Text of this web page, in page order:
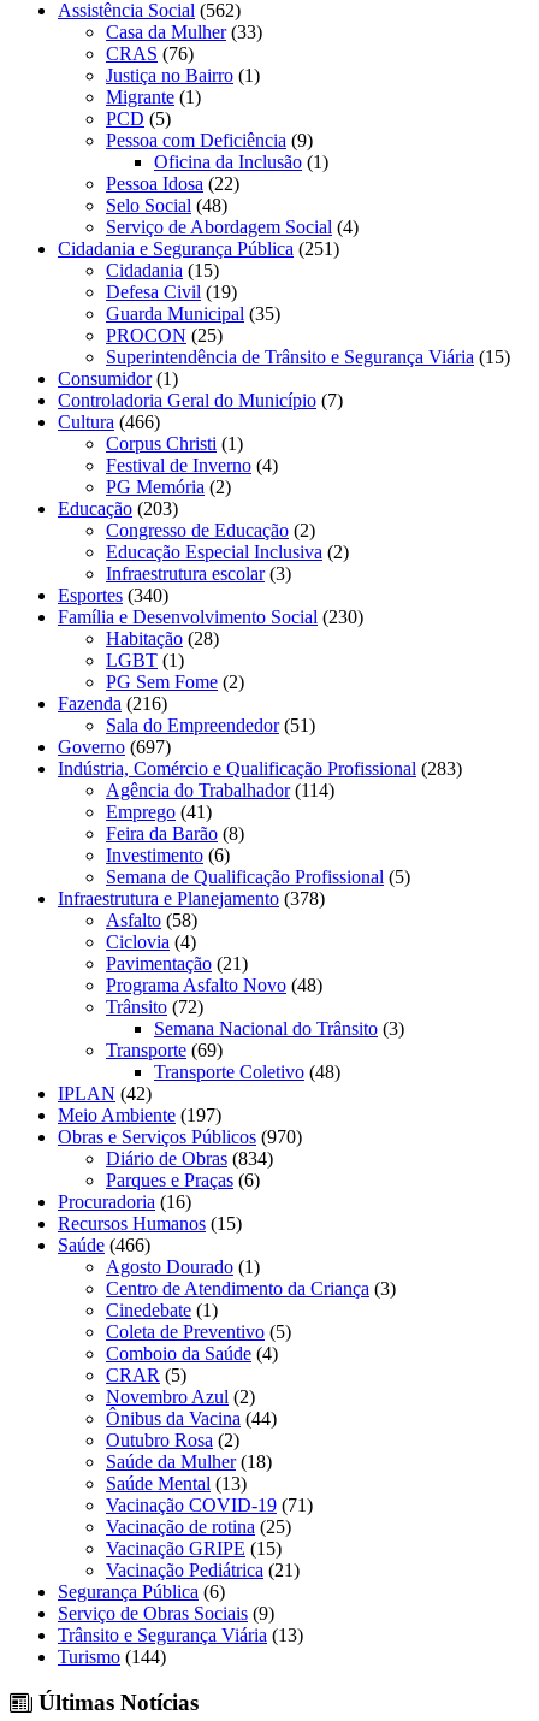
Assistência Social (562)
Casa da Mulher(33)
CRAS (76)
Justiça no Bairro (1)
Migrante (1)
PCD (5)
Pessoa com Deficiência (9)
Oficina da Inclusão (1)
Pessoa Idosa (22)
Selo Social (48)
Serviço de Abordagem Social (4)
Cidadania e Segurança Pública (251)
Cidadania (15)
Defesa Civil (19)
Guarda Municipal (35)
PROCON (25)
Superintendência de Trânsito e Segurança Viária (15)
Consumidor(1)
Controladoria Geral do Município (7)
Cultura (466)
Corpus Christi (1)
Festival de Inverno (4)
PG Memória (2)
Educação (203)
Congresso de Educação (2)
Educação Especial Inclusiva (2)
Infraestrutura escolar(3)
Esportes (340)
Família e Desenvolvimento Social (230)
Habitação (28)
LGBT (1)
PG Sem Fome (2)
Fazenda (216)
Sala do Empreendedor(51)
Governo (697)
Indústria, Comércio e Qualificação Profissional (283)
Agência do Trabalhador(114)
Emprego (41)
Feira da Barão (8)
Investimento (6)
Semana de Qualificação Profissional (5)
Infraestrutura e Planejamento (378)
Asfalto (58)
Ciclovia (4)
Pavimentação (21)
Programa Asfalto Novo (48)
Trânsito (72)
Semana Nacional do Trânsito (3)
Transporte (69)
Transporte Coletivo (48)
IPLAN (42)
Meio Ambiente (197)
Obras e Serviços Públicos (970)
Diário de Obras (834)
Parques e Praças (6)
Procuradoria (16)
Recursos Humanos (15)
Saúde (466)
Agosto Dourado (1)
Centro de Atendimento da Criança (3)
Cinedebate (1)
Coleta de Preventivo (5)
Comboio da Saúde (4)
CRAR (5)
Novembro Azul (2)
Ônibus da Vacina (44)
Outubro Rosa (2)
Saúde da Mulher(18)
Saúde Mental (13)
Vacinação COVID-19 (71)
Vacinação de rotina (25)
Vacinação GRIPE (15)
Vacinação Pediátrica (21)
Segurança Pública (6)
Serviço de Obras Sociais (9)
Trânsito e Segurança Viária (13)
Turismo (144)
Últimas Notícias